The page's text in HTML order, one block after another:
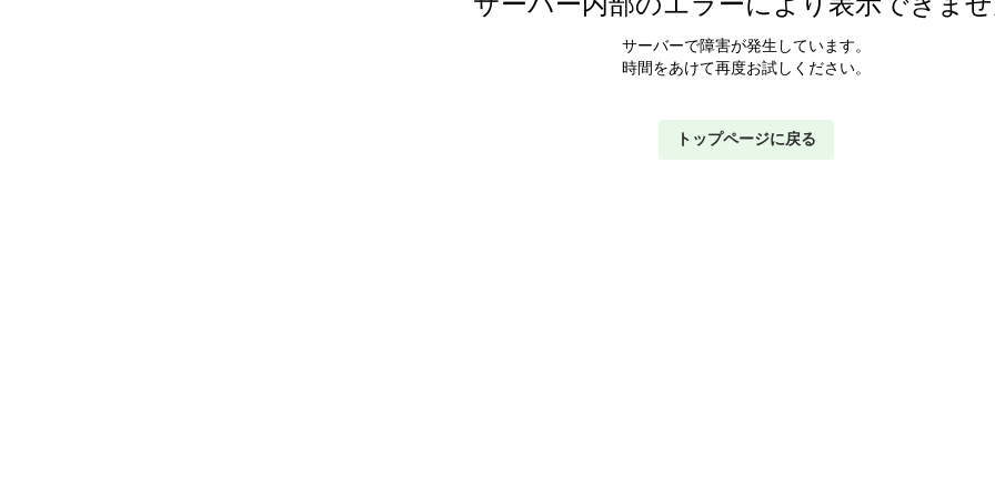
サーバーで障害が発生しています。
時間をあけて再度お試しください。
トップページに戻る